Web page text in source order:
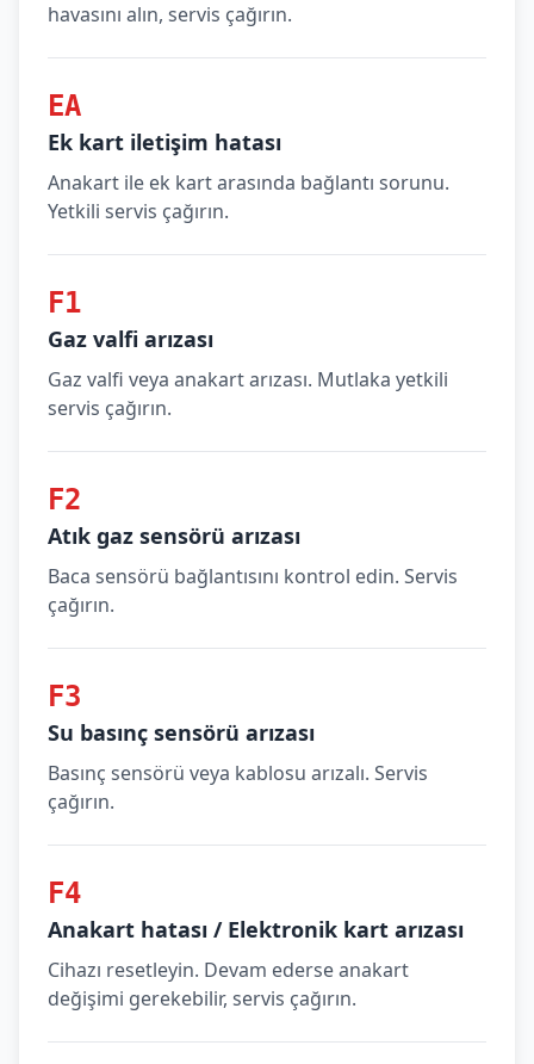
havasını alın, servis çağırın.
EA
Ek kart iletişim hatası
Anakart ile ek kart arasında bağlantı sorunu.
Yetkili servis çağırın.
F1
Gaz valfi arızası
Gaz valfi veya anakart arızası. Mutlaka yetkili
servis çağırın.
F2
Atık gaz sensörü arızası
Baca sensörü bağlantısını kontrol edin. Servis
çağırın.
F3
Su basınç sensörü arızası
Basınç sensörü veya kablosu arızalı. Servis
çağırın.
F4
Anakart hatası / Elektronik kart arızası
Cihazı resetleyin. Devam ederse anakart
değişimi gerekebilir, servis çağırın.